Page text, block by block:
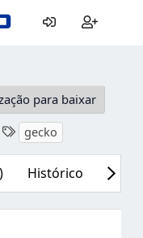
para baixar
Tags
gecko
Histórico